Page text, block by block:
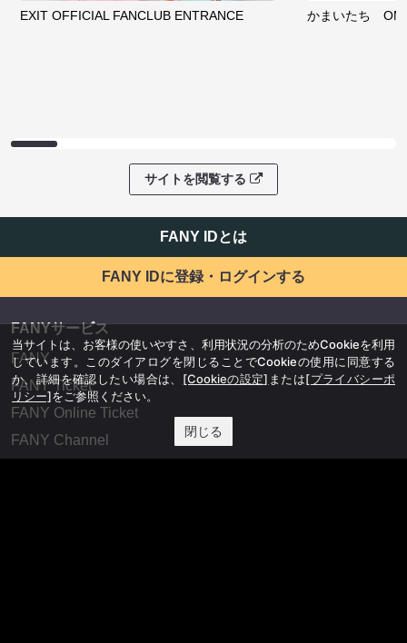
EXIT OFFICIAL FANCLUB ENTRANCE かまいたち
サイトを閲覧する
FANY IDとは
FANY IDに登録・ログインする
FANYサービス
FANY
FANY Ticket
FANY Online Ticket
FANY Channel
当サイトは、お客様の使いやすさ、利用状況の分析のためCookieを利用
しています。このダイアログを閉じることでCookieの使用に同意する
か、詳細を確認したい場合は、 [Cookieの設定] または[プライバシーポ
リシー]をご参照ください。
閉じる